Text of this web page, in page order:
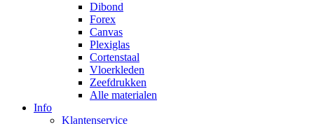
Dibond
Forex
Canvas
Plexiglas
Cortenstaal
Vloerkleden
Zeefdrukken
Alle materialen
Info
Klantenservice